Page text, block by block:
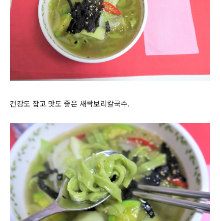
건강도 잡고 맛도 좋은 새싹보리칼국수.